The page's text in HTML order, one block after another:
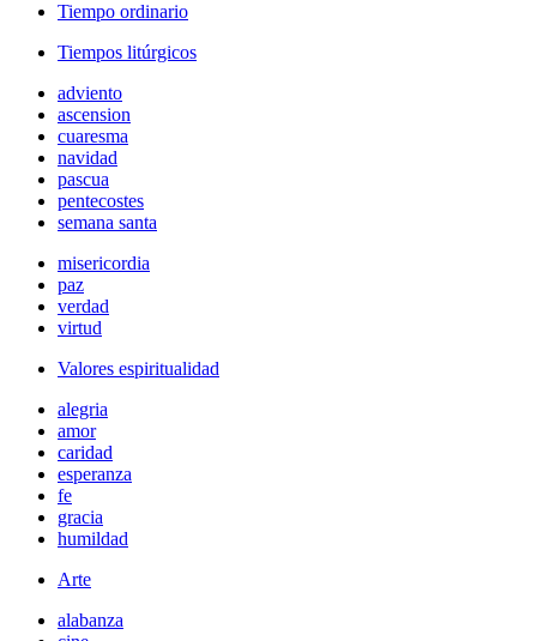
Tiempo ordinario
Tiempos litúrgicos
adviento
ascension
cuaresma
navidad
pascua
pentecostes
semana santa
misericordia
paz
verdad
virtud
Valores espiritualidad
alegria
amor
caridad
esperanza
fe
gracia
humildad
Arte
alabanza